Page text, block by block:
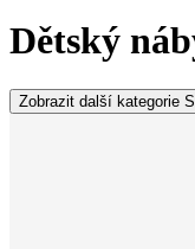
Dětský
Zobrazit další kategorie